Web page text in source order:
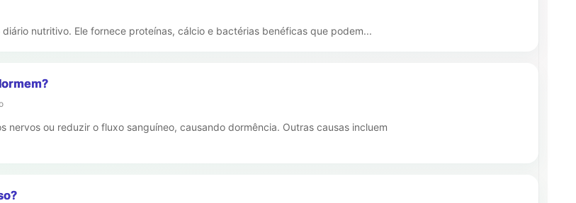
nutritivo. Ele fornece proteínas, cálcio e bactérias benéficas que podem...
ou reduzir o fluxo sanguíneo, causando dormência. Outras causas incluem